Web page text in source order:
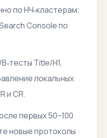
по НЧ‑кластерам;
Console по
Title/H1,
локальных
и CR.
первых 50–100
новые протоколы